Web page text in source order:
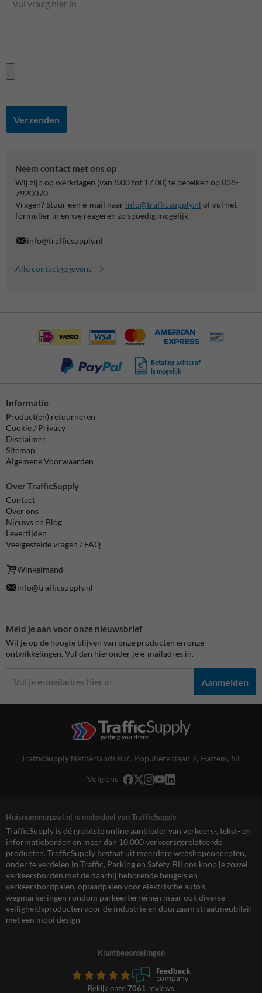
Verzenden
Neem contact met ons op
Wij zijn op werkdagen (van 8.00 tot 17.00) te bereiken op 038-
7920070.
Vragen? Stuur een e-mail naar info@trafficsupply.nl of vul het
formulier in en we reageren zo spoedig mogelijk.
info@trafficsupply.nl
Alle contactgegevens
Betaling achteraf
is mogelijk
Informatie
Product(en) retourneren
Cookie / Privacy
Disclaimer
Sitemap
Algemene Voorwaarden
Over TrafficSupply
Contact
Over ons
Nieuws en Blog
Levertijden
Veelgestelde vragen / FAQ
Winkelmand
info@trafficsupply.nl
Meld je aan voor onze nieuwsbrief
Wil je op de hoogte blijven van onze producten en onze
ontwikkelingen. Vul dan hieronder je e-mailadres in.
Aanmelden
TrafficSupply Netherlands B.V., Populierenlaan 7, Hattem, NL
Volg ons
Huisnummerpaal.nl is onderdeel van TrafficSupply
TrafficSupply is dé grootste online aanbieder van verkeers-, tekst- en
informatieborden en meer dan 10.000 verkeersgerelateerde
producten. TrafficSupply bestaat uit meerdere webshopconcepten,
onder te verdelen in Traffic, Parking en Safety. Bij ons koop je zowel
verkeersborden met de daarbij behorende beugels en
verkeersbordpalen, oplaadpalen voor elektrische auto’s,
wegmarkeringen rondom parkeerterreinen maar ook diverse
veiligheidsproducten voor de industrie en duurzaam straatmeubilair
met een mooi design.
Klantbeoordelingen
Bekijk onze 7061 reviews